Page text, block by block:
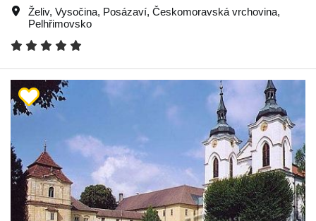
Želiv, Vysočina, Posázaví, Českomoravská vrchovina,
Pelhřimovsko